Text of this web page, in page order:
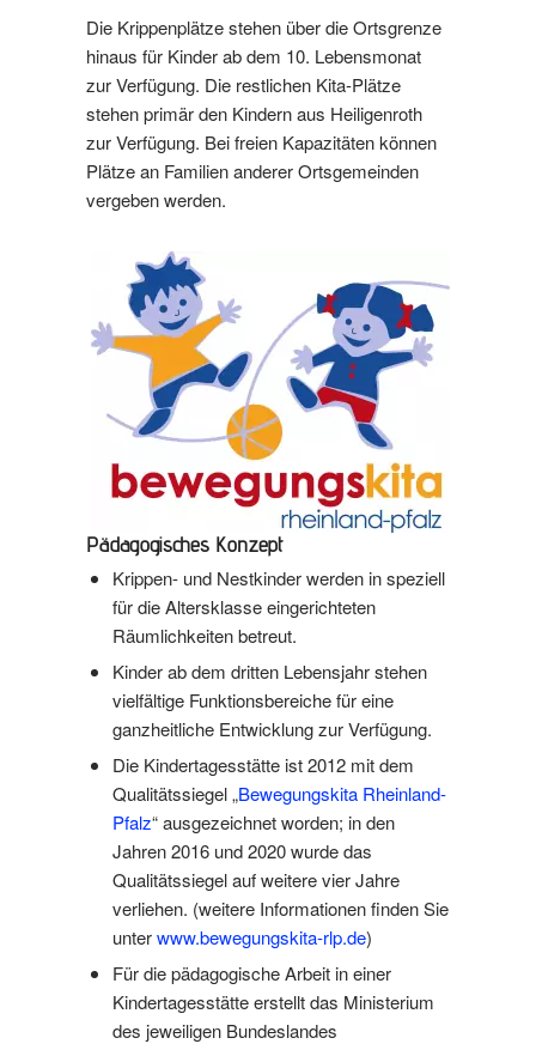
Die Krippenplätze stehen über die Ortsgrenze
hinaus für Kinder ab dem 10. Lebensmonat
zur Verfügung. Die restlichen Kita-Plätze
stehen primär den Kindern aus Heiligenroth
zur Verfügung. Bei freien Kapazitäten können
Plätze an Familien anderer Ortsgemeinden
vergeben werden.
Pädagogisches Konzept
Krippen- und Nestkinder werden in speziell
für die Altersklasse eingerichteten
Räumlichkeiten betreut.
Kinder ab dem dritten Lebensjahr stehen
vielfältige Funktionsbereiche für eine
ganzheitliche Entwicklung zur Verfügung.
Die Kindertagesstätte ist 2012 mit dem
Qualitätssiegel „Bewegungskita Rheinland-
Pfalz“ ausgezeichnet worden; in den
Jahren 2016 und 2020 wurde das
Qualitätssiegel auf weitere vier Jahre
verliehen. (weitere Informationen finden Sie
unterwww.bewegungskita-rlp.de)
Für die pädagogische Arbeit in einer
Kindertagesstätte erstellt das Ministerium
des jeweiligen Bundeslandes